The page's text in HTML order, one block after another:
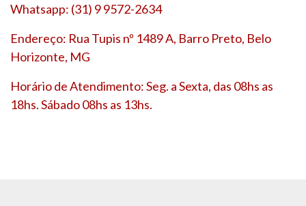
Whatsapp: (31) 9 9572-2634
Endereço: Rua Tupis nº 1489 A, Barro Preto, Belo
Horizonte, MG
Horário de Atendimento: Seg. a Sexta, das 08hs as
18hs. Sábado 08hs as 13hs.